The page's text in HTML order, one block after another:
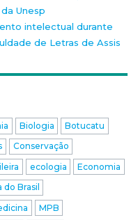
Unesp
intelectual durante
de Letras de Assis
Biologia
Botucatu
Conservação
ecologia
Economia
do Brasil
MPB